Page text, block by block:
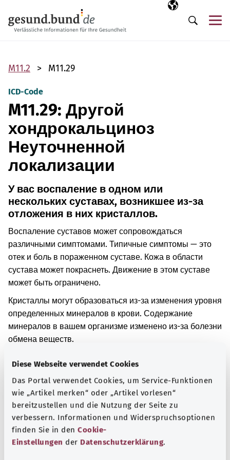
Diese Webseite verwendet Cookies
Das Portal verwendet Cookies, um Service-Funktionen
wie „Artikel merken“ oder „Artikel vorlesen“
bereitzustellen und die Nutzung der Seite zu
verbessern. Informationen und Widerspruchsoptionen
finden Sie in den Cookie-
Einstellungen der Datenschutzerklärung.
Выбранный
RU
Поиск
M11.2 M11.29
ICD-Code
M11.29: Другой
хондрокальциноз
Неуточненной
локализации
У вас воспаление в одном или
нескольких суставах, возникшее из-за
отложения в них кристаллов.
Воспаление суставов может сопровождаться
различными симптомами. Типичные симптомы — это
отек и боль в пораженном суставе. Кожа в области
сустава может покраснеть. Движение в этом суставе
может быть ограничено.
Кристаллы могут образоваться из-за изменения уровня
определенных минералов в крови. Содержание
минералов в вашем организме изменено из-за болезни
обмена веществ.
Дополнительные обозначения
Указание
Источник